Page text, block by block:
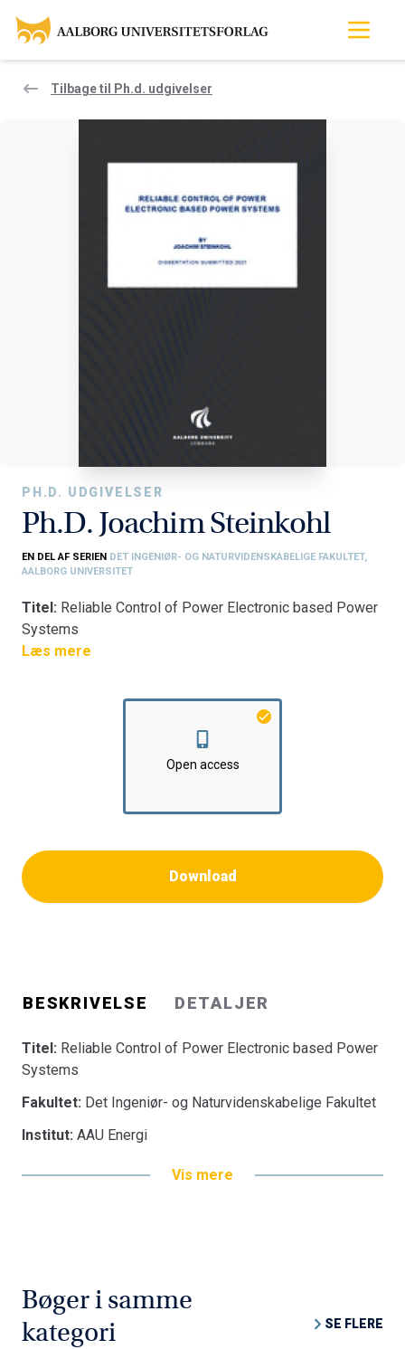
Tilbage til Ph.d. udgivelser
PH.D. UDGIVELSER
Ph.D. Joachim Steinkohl
EN DEL AF SERIEN DET INGENIØR- OG NATURVIDENSKABELIGE FAKULTET,
AALBORG UNIVERSITET
Titel: Reliable Control of Power Electronic based Power
Systems
Fakultet:Det Ingeniør- og Naturvidenskabelige Fakultet
Læs mere
Open access
Download
BESKRIVELSE DETALJER
Titel: Reliable Control of Power Electronic based Power
Systems
Fakultet: Det Ingeniør- og Naturvidenskabelige Fakultet
Institut: AAU Energi
Vis mere
Bøger i samme
kategori
SE FLERE